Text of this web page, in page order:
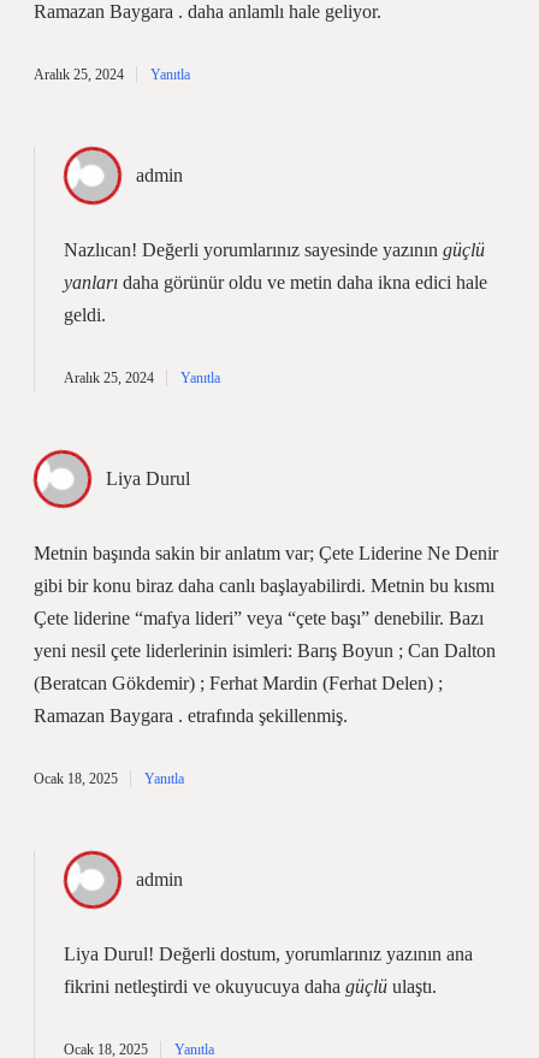
Ramazan Baygara . daha anlamlı hale geliyor.
Aralık 25, 2024 Yanıtla
admin
Nazlıcan! Değerli yorumlarınız sayesinde yazının güçlü
yanları daha görünür oldu ve metin daha ikna edici hale
geldi.
Aralık 25, 2024 Yanıtla
Liya Durul
Metnin başında sakin bir anlatım var; Çete Liderine Ne Denir
gibi bir konu biraz daha canlı başlayabilirdi. Metnin bu kısmı
Çete liderine “mafya lideri” veya “çete başı” denebilir. Bazı
yeni nesil çete liderlerinin isimleri: Barış Boyun ; Can Dalton
(Beratcan Gökdemir) ; Ferhat Mardin (Ferhat Delen) ;
Ramazan Baygara . etrafında şekillenmiş.
Ocak 18, 2025 Yanıtla
admin
Liya Durul! Değerli dostum, yorumlarınız yazının ana
fikrini netleştirdi ve okuyucuya daha güçlü ulaştı.
Ocak 18, 2025 Yanıtla